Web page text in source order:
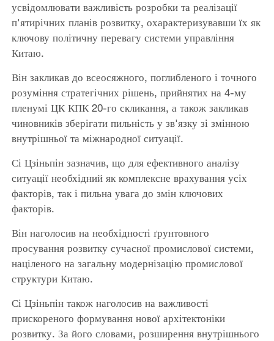
усвідомлювати важливість розробки та реалізації
п'ятирічних планів розвитку, охарактеризувавши їх як
ключову політичну перевагу системи управління
Китаю.
Він закликав до всеосяжного, поглибленого і точного
розуміння стратегічних рішень, прийнятих на 4-му
пленумі ЦК КПК 20-го скликання, а також закликав
чиновників зберігати пильність у зв'язку зі змінною
внутрішньої та міжнародної ситуації.
Сі Цзіньпін зазначив, що для ефективного аналізу
ситуації необхідний як комплексне врахування усіх
факторів, так і пильна увага до змін ключових
факторів.
Він наголосив на необхідності ґрунтовного
просування розвитку сучасної промислової системи,
націленого на загальну модернізацію промислової
структури Китаю.
Сі Цзіньпін також наголосив на важливості
прискореного формування нової архітектоніки
розвитку. За його словами, розширення внутрішнього